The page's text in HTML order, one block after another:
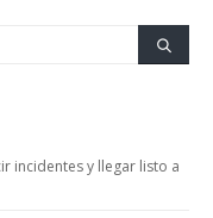
incidentes y llegar listo a